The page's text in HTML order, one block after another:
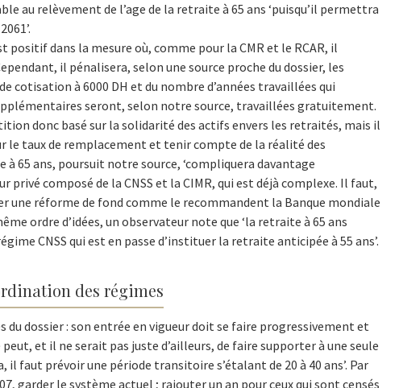
au relèvement de l’age de la retraite à 65 ans ‘puisqu’il permettra
positif dans la mesure où, comme pour la CMR et le RCAR, il
il pénalisera, selon une source proche du dossier, les
cotisation à 6000 DH et du nombre d’années travaillées qui
seront, selon notre source, travaillées gratuitement.
donc basé sur la solidarité des actifs envers les retraités, mais il
le taux de remplacement et tenir compte de la réalité des
65 ans, poursuit notre source, ‘compliquera davantage
composé de la CNSS et la CIMR, qui est déjà complexe. Il faut,
une réforme de fond comme le recommandent la Banque mondiale
ordre d’idées, un observateur note que ‘la retraite à 65 ans
CNSS qui est en passe d’instituer la retraite anticipée à 55 ans’.
des régimes
dossier : son entrée en vigueur doit se faire progressivement et
et il ne serait pas juste d’ailleurs, de faire supporter à une seule
faut prévoir une période transitoire s’étalant de 20 à 40 ans’. Par
garder le système actuel ; rajouter un an pour ceux qui sont censés